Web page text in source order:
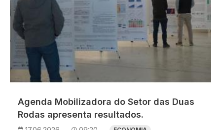
Agenda Mobilizadora do Setor das Duas
Rodas apresenta resultados.